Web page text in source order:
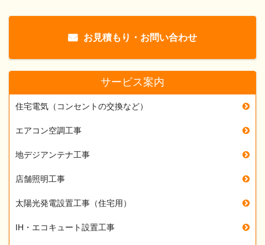
お見積もり・お問い合わせ
サービス案内
住宅電気（コンセントの交換など）
エアコン空調工事
地デジアンテナ工事
店舗照明工事
太陽光発電設置工事（住宅用）
IH・エコキュート設置工事